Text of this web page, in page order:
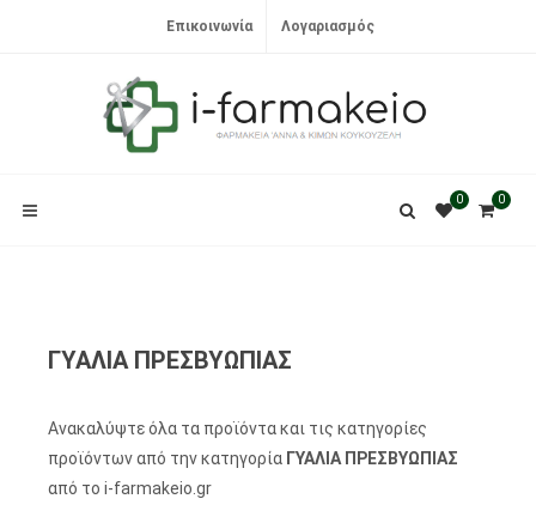
Επικοινωνία Λογαριασμός
0
0
ΓΥΑΛΙΑ ΠΡΕΣΒΥΩΠΙΑΣ
Ανακαλύψτε όλα τα προϊόντα και τις κατηγορίες
προϊόντων από την κατηγορία ΓΥΑΛΙΑ ΠΡΕΣΒΥΩΠΙΑΣ
από το i-farmakeio.gr